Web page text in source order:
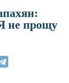
не прощу